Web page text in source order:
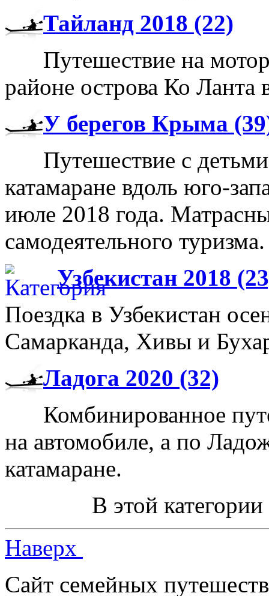
Тайланд 2018 (22)
Путешествие на
районе острова Ко Ланта
У берегов Крыма
Путешествие с
катамаране вдоль юго-
июле 2018 года.
самодеятельного туризма.
Узбекистан 2018
Поездка в Узбекистан
Самарканда, Хивы и
Ладога 2020 (32)
Комбинированное
на автомобиле, а по
катамаране.
В этой
Наверх
Сайт семейных